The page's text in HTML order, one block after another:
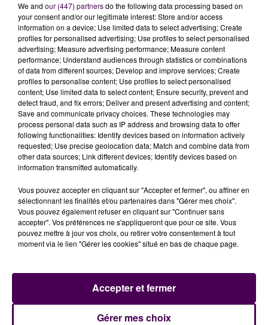
joueurs, leurs accompagnateurs eux, doivent rester à
la maison ou se débrouiller : le club manceau de
football américain lance donc une cagnotte en ligne
pour financer,"au moins en partie"indique-t-on
compte tenu du prix des billets d'avion,le
déplacement en Floride des parents, qui seront
autant de supporteurs. Celles et ceux qui auraient
envie de contribuer au succès de l'événement
peuvent donner quelques euros surLeetchi.com.
À LA UNE
7 août 2026
Gagnez vos pass pour le V and B Fest' 2026 !
We and our (447) partnersdo the following data processing based on
your consent and/or our legitimate interest: Store and/or access
information on a device; Use limited data to select advertising; Create
profiles for personalised advertising; Use profiles to select personalised
advertising; Measure advertising performance; Measure content
performance; Understand audiences through statistics or combinations
of data from different sources; Develop and improve services; Create
profiles to personalise content; Use profiles to select personalised
content; Use limited data to select content; Ensure security, prevent and
detect fraud, and fix errors; Deliver and present advertising and content;
Save and communicate privacy choices. These technologies may
process personal data such as IP address and browsing data to offer
following functionalities: Identify devices based on information actively
requested; Use precise geolocation data; Match and combine data from
other data sources; Link different devices; Identify devices based on
information transmitted automatically.
Vous pouvez accepter en cliquant sur "Accepter et fermer", ou affiner en
sélectionnant les finalités et/ou partenaires dans "Gérer mes choix".
Vous pouvez également refuser en cliquant sur "Continuer sans
accepter". Vos préférences ne s'appliqueront que pour ce site. Vous
pouvez mettre à jour vos choix, ou retirer votre consentement à tout
moment via le lien "Gérer les cookies" situé en bas de chaque page.
Gérer mes choix
Accepter et fermer